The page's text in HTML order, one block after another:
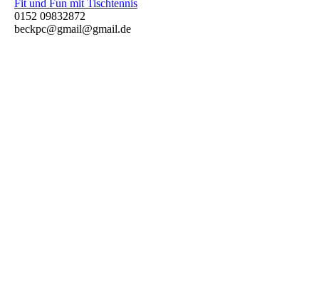
Fit und Fun mit Tischtennis
0152 09832872
beckpc@gmail@gmail.de